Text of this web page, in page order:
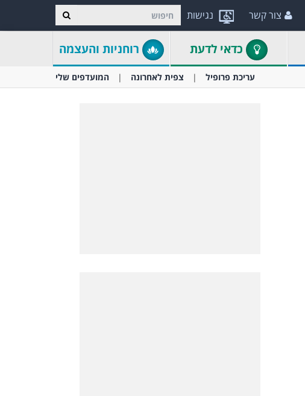
נגישות צור קשר
כדאי לדעת רוחניות והעצמה
עריכת פרופיל צפית לאחרונה המועדפים שלי